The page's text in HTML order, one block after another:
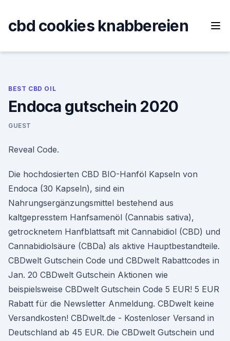
content
cbd cookies knabbereien
BEST CBD OIL
Endoca gutschein 2020
GUEST
Reveal Code.
Die hochdosierten CBD BIO-Hanföl Kapseln von
Endoca (30 Kapseln), sind ein
Nahrungsergänzungsmittel bestehend aus
kaltgepresstem Hanfsamenöl (Cannabis sativa),
getrocknetem Hanfblattsaft mit Cannabidiol (CBD) und
Cannabidiolsäure (CBDa) als aktive Hauptbestandteile.
CBDwelt Gutschein Code und CBDwelt Rabattcodes in
Jan. 20 CBDwelt Gutschein Aktionen wie
beispielsweise CBDwelt Gutschein Code 5 EUR! 5 EUR
Rabatt für die Newsletter Anmeldung. CBDwelt keine
Versandkosten! CBDwelt.de - Kostenloser Versand in
Deutschland ab 45 EUR. Die CBDwelt Gutschein und